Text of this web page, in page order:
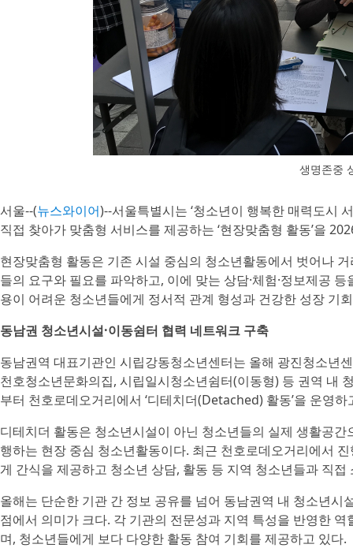
생명존중
서울--(뉴스와이어)--서울특별시는 ‘청소년이 행복한 매력도시
직접 찾아가 맞춤형 서비스를 제공하는 ‘현장맞춤형 활동’을
현장맞춤형 활동은 기존 시설 중심의 청소년활동에서 벗어나
들의 요구와 필요를 파악하고, 이에 맞는 상담·체험·정보제공
용이 어려운 청소년들에게 정서적 관계 형성과 건강한 성장 기
동남권 청소년시설·이동쉼터 협력 네트워크 구축
동남권역 대표기관인 시립강동청소년센터는 올해 광진청소년
천호청소년문화의집, 시립일시청소년쉼터(이동형) 등 권역 내
부터 천호로데오거리에서 ‘디테치더(Detached) 활동’을 운영하
디테치더 활동은 청소년시설이 아닌 청소년들의 실제 생활공
행하는 현장 중심 청소년활동이다. 최근 천호로데오거리에서
게 간식을 제공하고 청소년 상담, 활동 등 지역 청소년들과 직
올해는 단순한 기관 간 정보 공유를 넘어 동남권역 내 청소년
점에서 의미가 크다. 각 기관의 전문성과 지역 특성을 반영한
며, 청소년들에게 보다 다양한 활동 참여 기회를 제공하고 있다.